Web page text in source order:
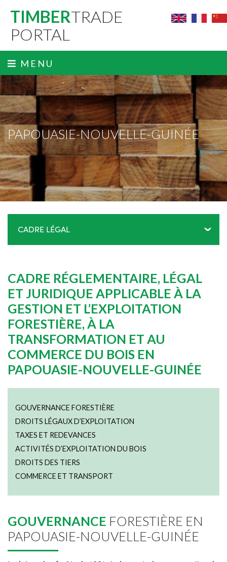
TIMBERTRADE
PORTAL
MENU
PAPOUASIE-NOUVELLE-GUINÉE
CADRE LÉGAL ˬ
CADRE RÉGLEMENTAIRE, LÉGAL
ET JURIDIQUE APPLICABLE À LA
GESTION ET L’EXPLOITATION
FORESTIÈRE, À LA
TRANSFORMATION ET AU
COMMERCE DU BOIS EN
PAPOUASIE-NOUVELLE-GUINÉE
GOUVERNANCE FORESTIÈRE
DROITS LÉGAUX D’EXPLOITATION
TAXES ET REDEVANCES
ACTIVITÉS D’EXPLOITATION DU BOIS
DROITS DES TIERS
COMMERCE ET TRANSPORT
GOUVERNANCE FORESTIÈRE EN
PAPOUASIE-NOUVELLE-GUINÉE